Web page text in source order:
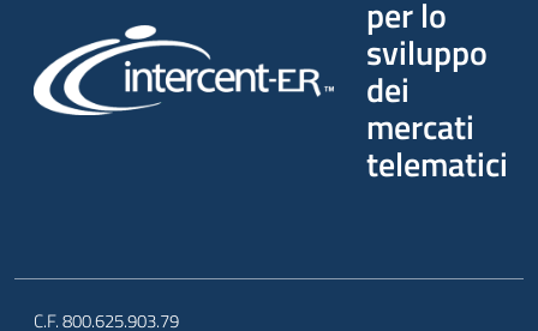
per lo
sviluppo
dei
mercati
telematici
C.F. 800.625.903.79